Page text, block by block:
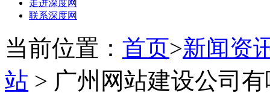
走进深度网
联系深度网
当前位置： 首页>新闻资
站 > 广州网站建设公司